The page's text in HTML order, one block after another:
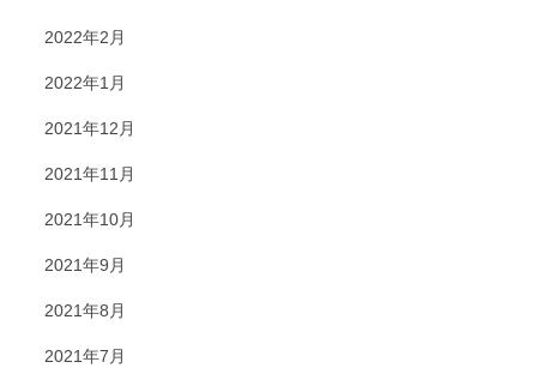
2022年2月
2022年1月
2021年12月
2021年11月
2021年10月
2021年9月
2021年8月
2021年7月